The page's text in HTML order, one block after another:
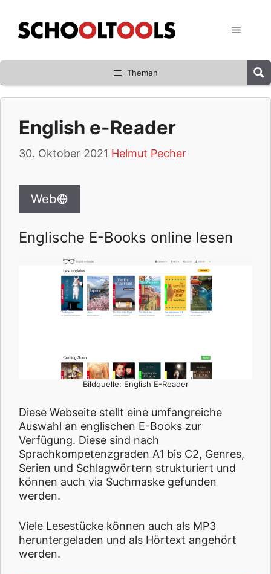
Inhalt
springen
Menü
Themen
English e-Reader
30. Oktober 2021 Helmut Pecher
Web
Englische E-Books online lesen
Bildquelle: English E-Reader
Diese Webseite stellt eine umfangreiche
Auswahl an englischen E-Books zur
Verfügung. Diese sind nach
Sprachkompetenzgraden A1 bis C2, Genres,
Serien und Schlagwörtern strukturiert und
können auch via Suchmaske gefunden
werden.
Viele Lesestücke können auch als MP3
heruntergeladen und als Hörtext angehört
werden.